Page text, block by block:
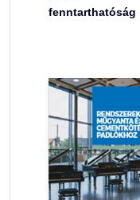
fenntarthatóság